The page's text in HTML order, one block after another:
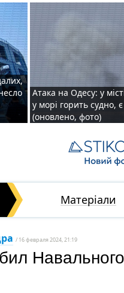
Атака на Одесу: у
у морі горить судно,
(оновлено, фото)
Матеріали
/ 16 февраля 2024, 21:19
Навального